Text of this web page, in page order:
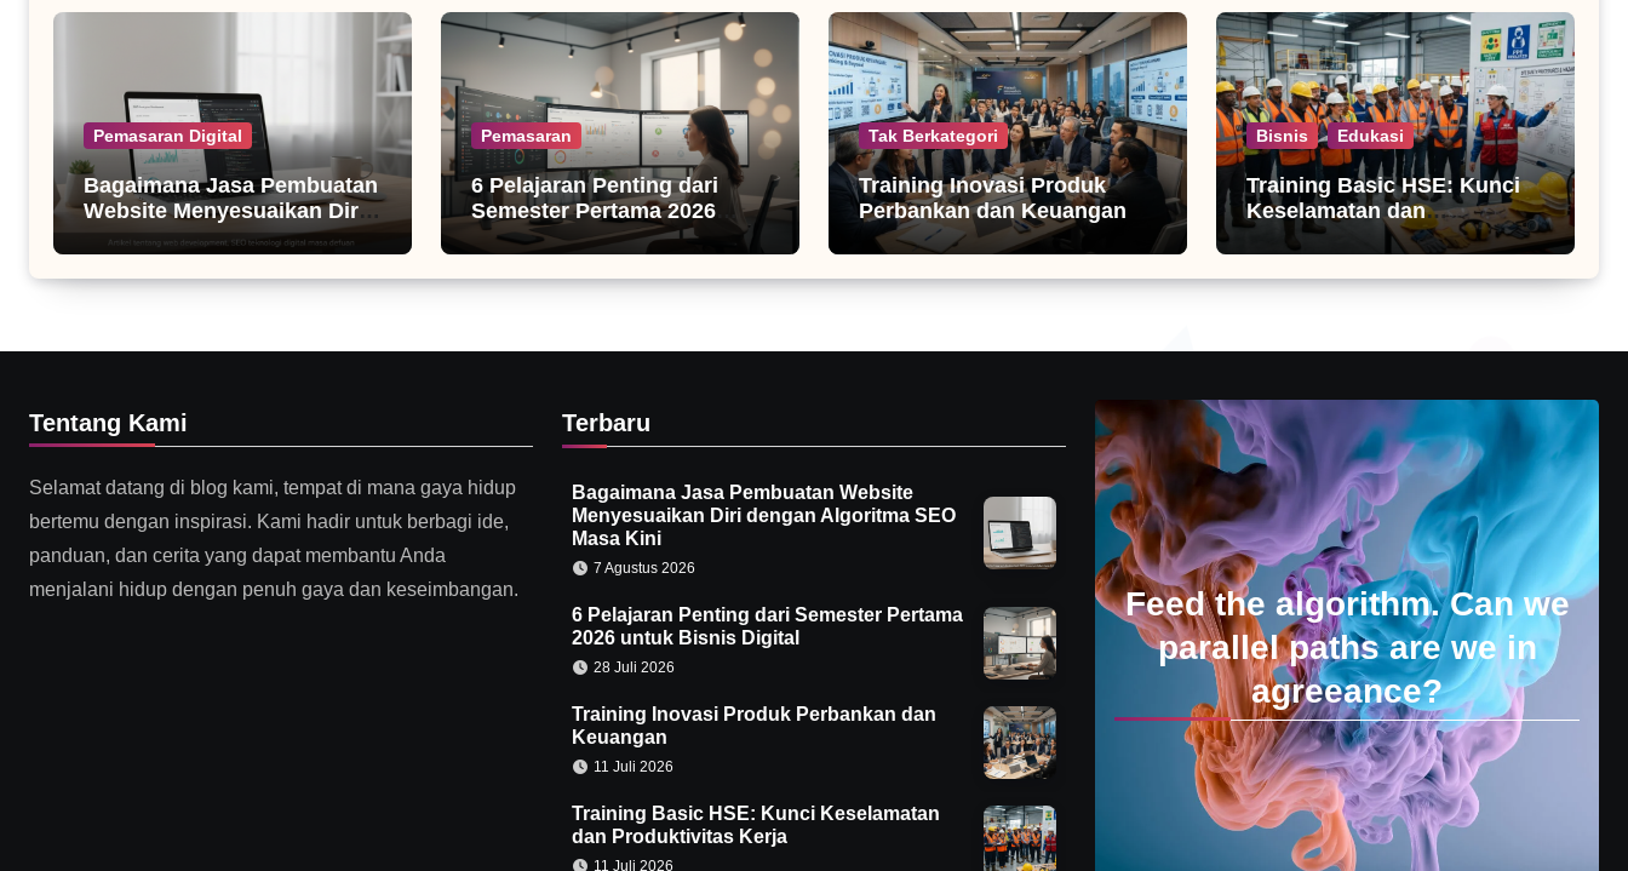
Pemasaran Digital
Bagaimana Jasa Pembuatan
Website Menyesuaikan Diri
dengan Algoritma SEO Masa
Kini
Pemasaran
6 Pelajaran Penting dari
Semester Pertama 2026
untuk Bisnis Digital
Tak Berkategori
Training Inovasi Produk
Perbankan dan Keuangan
Bisnis Edukasi
Training Basic HSE: Kunci
Keselamatan dan
Produktivitas Kerja
Tentang Kami
Selamat datang di blog kami, tempat di mana gaya hidup
bertemu dengan inspirasi. Kami hadir untuk berbagi ide,
panduan, dan cerita yang dapat membantu Anda
menjalani hidup dengan penuh gaya dan keseimbangan.
Terbaru
Bagaimana Jasa Pembuatan Website
Menyesuaikan Diri dengan Algoritma SEO
Masa Kini
7 Agustus 2026
6 Pelajaran Penting dari Semester Pertama
2026 untuk Bisnis Digital
28 Juli 2026
Training Inovasi Produk Perbankan dan
Keuangan
11 Juli 2026
Training Basic HSE: Kunci Keselamatan
dan Produktivitas Kerja
11 Juli 2026
Feed the algorithm. Can we
parallel paths are we in
agreeance?